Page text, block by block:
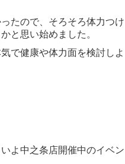
たので、そろそろ体力つけ
と思い始めました。
で健康や体力面を検討しよ
よ中之条店開催中のイベン